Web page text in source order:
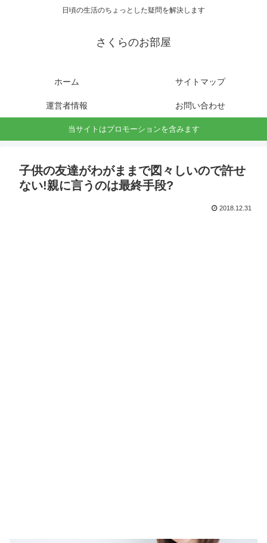
日頃の生活のちょっとした疑問を解決します
さくらのお部屋
ホーム サイトマップ
運営者情報 お問い合わせ
当サイトはプロモーションを含みます
子供の友達がわがままで図々しいので許せ
ない!親に言うのは最終手段?
2018.12.31